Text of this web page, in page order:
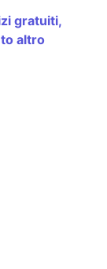
gratuiti,
altro